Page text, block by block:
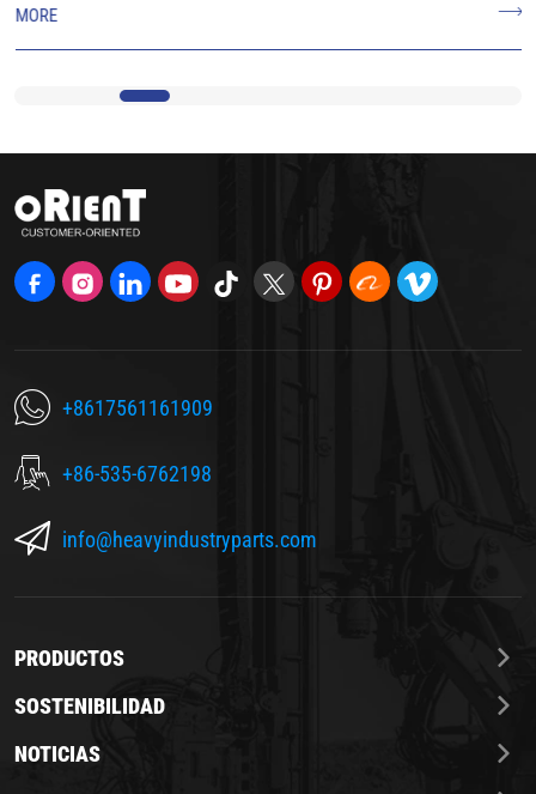
MORE
+8617561161909
+86-535-6762198
info@heavyindustryparts.com
PRODUCTOS
SOSTENIBILIDAD
NOTICIAS